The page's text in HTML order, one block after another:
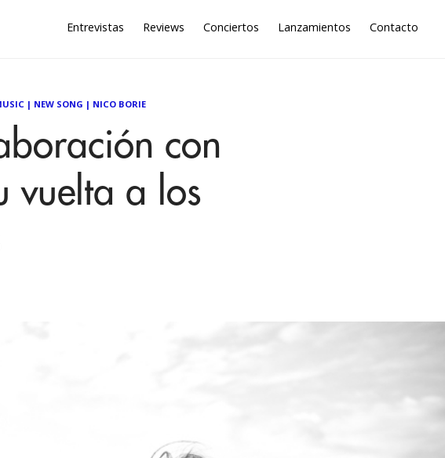
Entrevistas Reviews Conciertos Lanzamientos Contacto
| NEW SONG | NICO BORIE
con
vuelta a los